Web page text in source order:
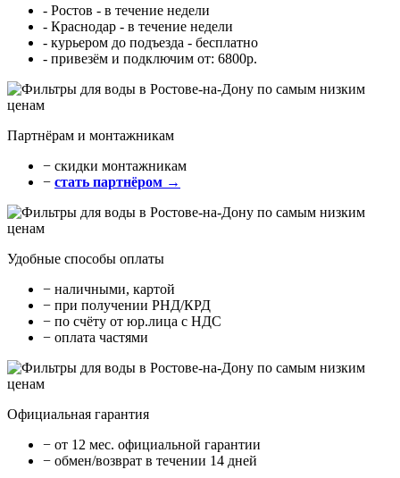
- Ростов - в течение недели
- Краснодар - в течение недели
- курьером до подъезда - бесплатно
- привезём и подключим от: 6800р.
Партнёрам и монтажникам
− cкидки монтажникам
− стать партнёром →
Удобные способы оплаты
− наличными, картой
− при получении РНД/КРД
− по счёту от юр.лица с НДС
− оплата частями
Официальная гарантия
− от 12 мес. официальной гарантии
− обмен/возврат в течении 14 дней